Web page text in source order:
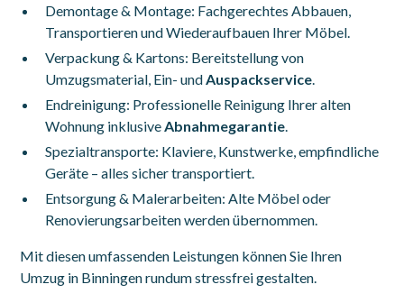
Demontage & Montage: Fachgerechtes Abbauen,
Transportieren und Wiederaufbauen Ihrer Möbel.
Verpackung & Kartons: Bereitstellung von
Umzugsmaterial, Ein- und Auspackservice
Endreinigung: Professionelle Reinigung Ihrer alten
Wohnung inklusive Abnahmegarantie
Spezialtransporte: Klaviere, Kunstwerke, empfindliche
Geräte – alles sicher transportiert.
Entsorgung & Malerarbeiten: Alte Möbel oder
Renovierungsarbeiten werden übernommen.
Mit diesen umfassenden Leistungen können Sie Ihren
Umzug in Binningen rundum stressfrei gestalten.